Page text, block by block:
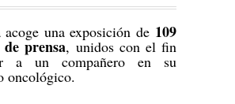
acoge una exposición de 109
prensa, unidos con el fin
a un compañero en su
oncológico.